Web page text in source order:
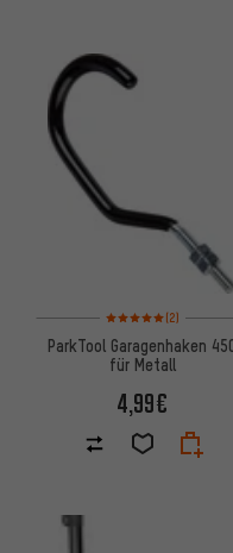
Bewertungen: 5 von
(2)
ParkTool Garagenhaken
für Metall
4,99€